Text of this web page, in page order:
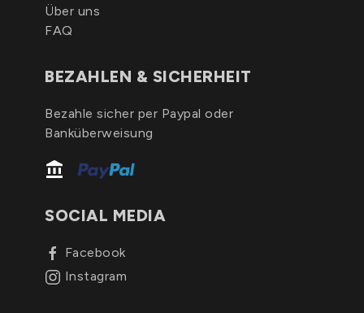
Über uns
FAQ
BEZAHLEN & SICHERHEIT
Bezahle sicher per Paypal oder
Banküberweisung
SOCIAL MEDIA
Facebook
Instagram